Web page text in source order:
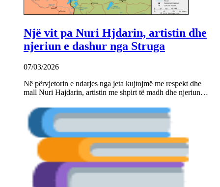
Një vit pa Nuri Hjdarin, artistin dhe
njeriun e dashur nga Struga
07/03/2026
Në përvjetorin e ndarjes nga jeta kujtojmë me respekt dhe
mall Nuri Hajdarin, artistin me shpirt të madh dhe njeriun…